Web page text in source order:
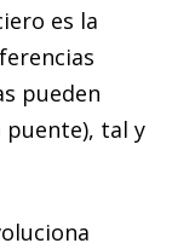
es la
pueden
puente), tal y